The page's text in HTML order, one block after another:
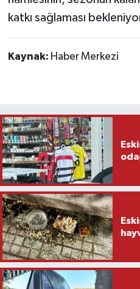
katkı sağlaması
Kaynak: Haber Merkezi